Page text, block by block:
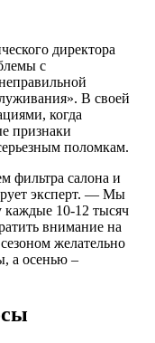
директора
с
В своей
когда
признаки
поломкам.
фильтра салона и
эксперт. — Мы
каждые 10-12 тысяч
внимание на
желательно
а осенью –